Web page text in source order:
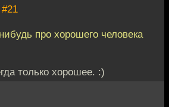
#21
про хорошего человека
только хорошее. :)